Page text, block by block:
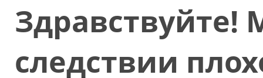
Здравствуйте!
следствии